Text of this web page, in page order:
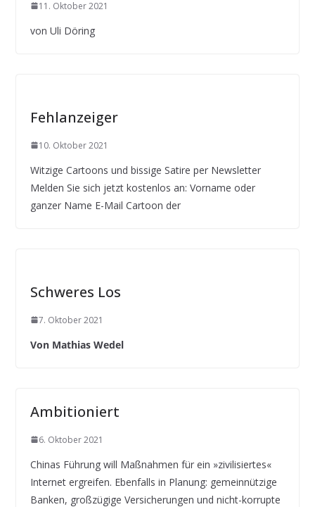
11. Oktober 2021
von Uli Döring
Fehlanzeiger
10. Oktober 2021
Witzige Cartoons und bissige Satire per Newsletter
Melden Sie sich jetzt kostenlos an: Vorname oder
ganzer Name E-Mail Cartoon der
Schweres Los
7. Oktober 2021
Von Mathias Wedel
Ambitioniert
6. Oktober 2021
Chinas Führung will Maßnahmen für ein »zivilisiertes«
Internet ergreifen. Ebenfalls in Planung: gemeinnützige
Banken, großzügige Versicherungen und nicht-korrupte